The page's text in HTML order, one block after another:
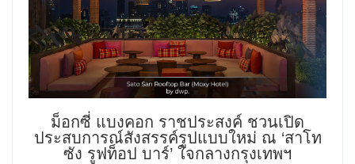
ม็อกซี่ แบงคอก ราชประสงค์ ชวนเปิด
ประสบการณ์สังสรรค์รูปแบบใหม่ ณ ‘สาโท
ซัง รูฟท็อป บาร์’ ใจกลางกรุงเทพฯ